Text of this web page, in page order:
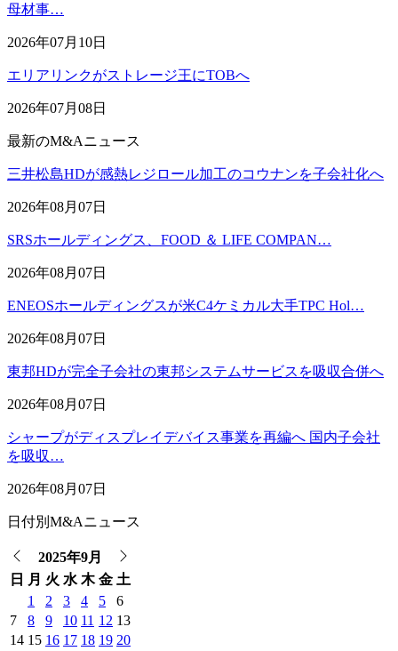
母材事…
2026年07月10日
エリアリンクがストレージ王にTOBへ
2026年07月08日
最新のM&Aニュース
三井松島HDが感熱レジロール加工のコウナンを子会社化へ
2026年08月07日
SRSホールディングス、FOOD ＆ LIFE COMPAN…
2026年08月07日
ENEOSホールディングスが米C4ケミカル大手TPC Hol…
2026年08月07日
東邦HDが完全子会社の東邦システムサービスを吸収合併へ
2026年08月07日
シャープがディスプレイデバイス事業を再編へ 国内子会社
を吸収…
2026年08月07日
日付別M&Aニュース
2025年9月
日
月 火 水 木 金 土
1
2 3 4 5
6
7
8 9 10 11 12 13
14 15 16 17 18 19 20